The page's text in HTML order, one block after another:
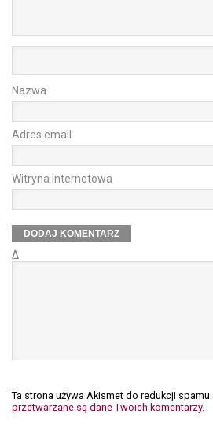
Nazwa
Adres email
Witryna internetowa
Δ
Ta strona używa Akismet do redukcji spamu.
przetwarzane są dane Twoich komentarzy.